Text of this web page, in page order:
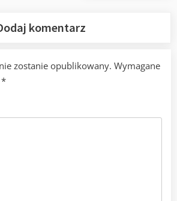
komentarz
zostanie opublikowany. Wymagane
*